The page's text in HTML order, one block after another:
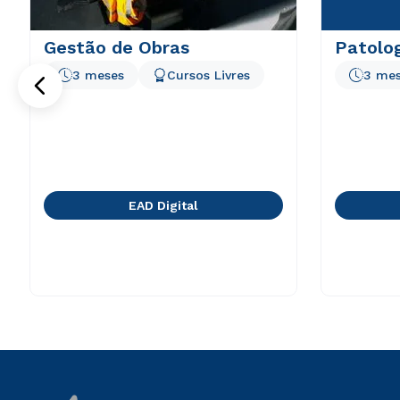
Gestão de Obras
3 meses Cursos Livres
EAD Digital
3